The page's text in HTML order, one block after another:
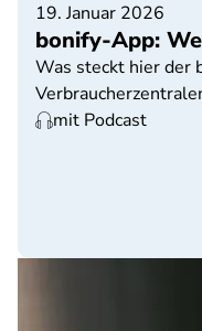
19. Januar 2026
bonify-App:
Was steckt hier der
mit Podcast